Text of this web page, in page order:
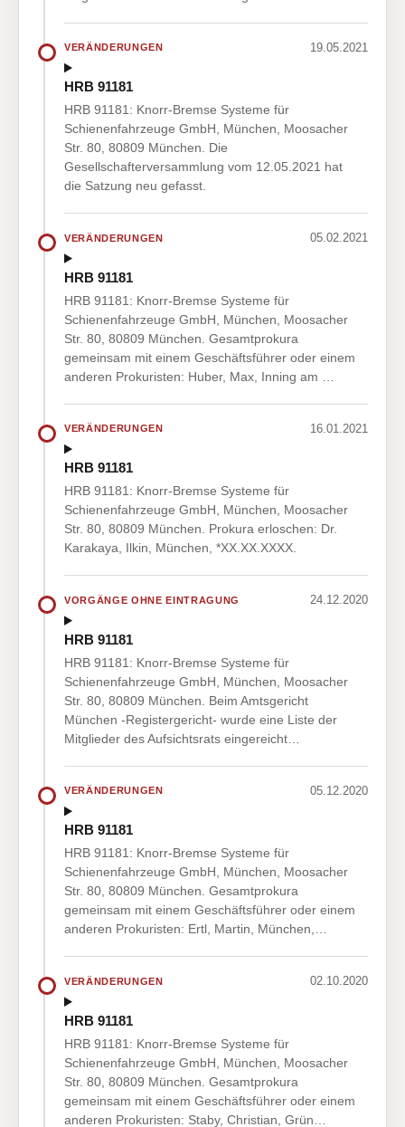
VERÄNDERUNGEN 19.05.2021
HRB 91181
HRB 91181: Knorr-Bremse Systeme für
Schienenfahrzeuge GmbH, München, Moosacher
Str. 80, 80809 München. Die
Gesellschafterversammlung vom 12.05.2021 hat
die Satzung neu gefasst.
VERÄNDERUNGEN 05.02.2021
HRB 91181
HRB 91181: Knorr-Bremse Systeme für
Schienenfahrzeuge GmbH, München, Moosacher
Str. 80, 80809 München. Gesamtprokura
gemeinsam mit einem Geschäftsführer oder einem
anderen Prokuristen: Huber, Max, Inning am …
VERÄNDERUNGEN 16.01.2021
HRB 91181
HRB 91181: Knorr-Bremse Systeme für
Schienenfahrzeuge GmbH, München, Moosacher
Str. 80, 80809 München. Prokura erloschen: Dr.
Karakaya, Ilkin, München, *XX.XX.XXXX.
VORGÄNGE OHNE EINTRAGUNG 24.12.2020
HRB 91181
HRB 91181: Knorr-Bremse Systeme für
Schienenfahrzeuge GmbH, München, Moosacher
Str. 80, 80809 München. Beim Amtsgericht
München -Registergericht- wurde eine Liste der
Mitglieder des Aufsichtsrats eingereicht…
VERÄNDERUNGEN 05.12.2020
HRB 91181
HRB 91181: Knorr-Bremse Systeme für
Schienenfahrzeuge GmbH, München, Moosacher
Str. 80, 80809 München. Gesamtprokura
gemeinsam mit einem Geschäftsführer oder einem
anderen Prokuristen: Ertl, Martin, München,…
VERÄNDERUNGEN 02.10.2020
HRB 91181
HRB 91181: Knorr-Bremse Systeme für
Schienenfahrzeuge GmbH, München, Moosacher
Str. 80, 80809 München. Gesamtprokura
gemeinsam mit einem Geschäftsführer oder einem
anderen Prokuristen: Staby, Christian, Grün…